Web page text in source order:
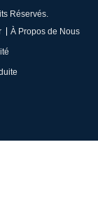
Réservés.
À Propos de Nous